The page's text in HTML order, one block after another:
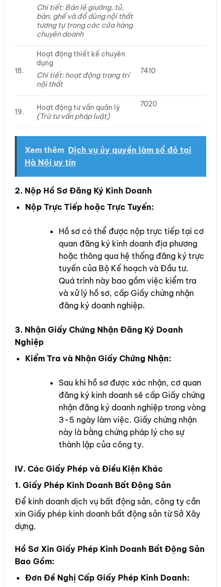
Chi tiết: Bán lẻ giường, tủ,
bàn, ghế và đồ dùng nội thất
tương tự trong các cửa hàng
chuyên doanh
18.
Hoạt động thiết kế chuyên
dụng
Chi tiết: hoạt động trang trí
nội thất
7410
19.
Hoạt động tư vấn quản lý
(Trừ tư vấn pháp luật)
7020
Xem thêm Dịch vụ ủy quyền làm sổ đỏ tại
Hà Nội uy tín
2. Nộp Hồ Sơ Đăng Ký Kinh Doanh
Nộp Trực Tiếp hoặc Trực Tuyến:
Hồ sơ có thể được nộp trực tiếp tại cơ
quan đăng ký kinh doanh địa phương
hoặc thông qua hệ thống đăng ký trực
tuyến của Bộ Kế hoạch và Đầu tư.
Quá trình này bao gồm việc kiểm tra
và xử lý hồ sơ, cấp Giấy chứng nhận
đăng ký doanh nghiệp.
3. Nhận Giấy Chứng Nhận Đăng Ký Doanh
Nghiệp
Kiểm Tra và Nhận Giấy Chứng Nhận:
Sau khi hồ sơ được xác nhận, cơ quan
đăng ký kinh doanh sẽ cấp Giấy chứng
nhận đăng ký doanh nghiệp trong vòng
3-5 ngày làm việc. Giấy chứng nhận
này là bằng chứng pháp lý cho sự
thành lập của công ty.
IV. Các Giấy Phép và Điều Kiện Khác
1. Giấy Phép Kinh Doanh Bất Động Sản
Để kinh doanh dịch vụ bất động sản, công ty cần
xin Giấy phép kinh doanh bất động sản từ Sở Xây
dựng.
Hồ Sơ Xin Giấy Phép Kinh Doanh Bất Động Sản
Bao Gồm:
Đơn Đề Nghị Cấp Giấy Phép Kinh Doanh: